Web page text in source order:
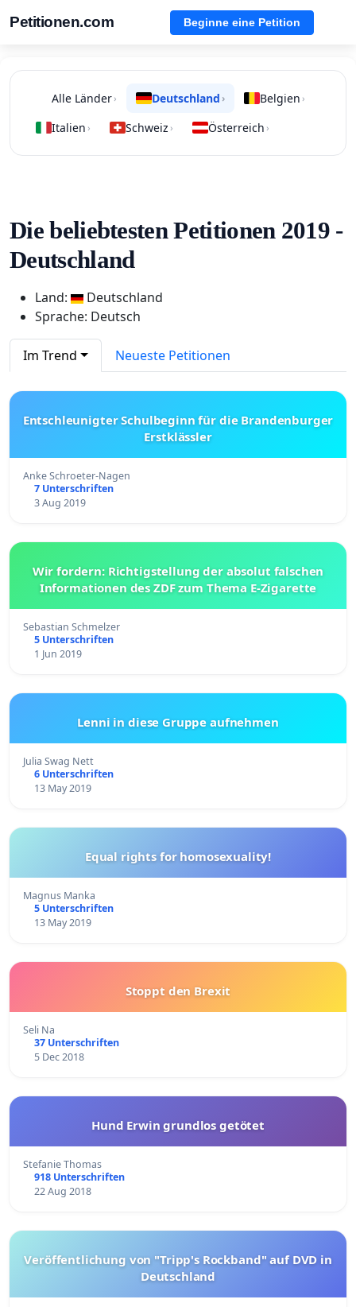
Petitionen.com Beginne eine Petition
Alle Länder› Deutschland › Belgien ›
Italien › Schweiz › Österreich ›
Die beliebtesten Petitionen 2019 -
Deutschland
Land:
Deutschland
Sprache: Deutsch
Im Trend Neueste Petitionen
Entschleunigter Schulbeginn für die Brandenburger
Erstklässler
Anke Schroeter-Nagen
7 Unterschriften
3 Aug 2019
Wir fordern: Richtigstellung der absolut falschen
Informationen des ZDF zum Thema E-Zigarette
Sebastian Schmelzer
5 Unterschriften
1 Jun 2019
Lenni in diese Gruppe aufnehmen
Julia Swag Nett
6 Unterschriften
13 May 2019
Equal rights for homosexuality!
Magnus Manka
5 Unterschriften
13 May 2019
Stoppt den Brexit
Seli Na
37 Unterschriften
5 Dec 2018
Hund Erwin grundlos getötet
Stefanie Thomas
918 Unterschriften
22 Aug 2018
Veröffentlichung von "Tripp's Rockband" auf DVD in
Deutschland